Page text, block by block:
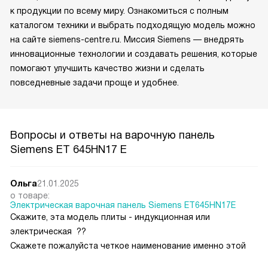
к продукции по всему миру. Ознакомиться с полным
каталогом техники и выбрать подходящую модель можно
на сайте siemens-centre.ru. Миссия Siemens — внедрять
инновационные технологии и создавать решения, которые
помогают улучшить качество жизни и сделать
повседневные задачи проще и удобнее.
Вопросы и ответы на варочную панель
Siemens ET 645HN17 E
Ольга21.01.2025
о товаре:
Электрическая варочная панель Siemens ET645HN17E
Скажите, эта модель плиты - индукционная или
электрическая ??
Скажете пожалуйста четкое наименование именно этой